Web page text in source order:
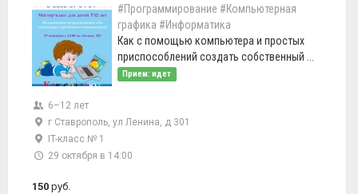
#Программирование #Компьютерная
графика #Информатика
Как с помощью компьютера и простых
приспособлений создать собственный ...
Прием: идет
6–12 лет
г Ставрополь, ул Ленина, д 301
IT-класс № 1
29 октября в 14:00
150 руб.